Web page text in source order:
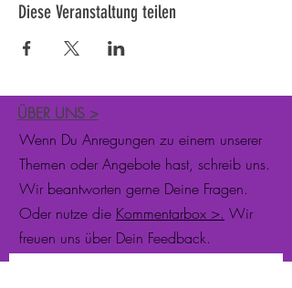
Diese Veranstaltung teilen
ÜBER UNS >
Wenn Du Anregungen zu einem unserer
Themen oder Angebote hast, schreib uns.
Wir beantworten gerne Deine Fragen.
Oder nutze die Kommentarbox >. Wir
freuen uns über Dein Feedback.